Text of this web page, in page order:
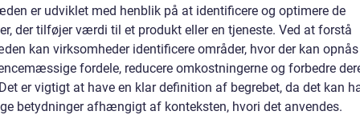
er udviklet med henblik på at identificere og optimere de
der tilføjer værdi til et produkt eller en tjeneste. Ved at forstå
kan virksomheder identificere områder, hvor der kan opnås
fordele, reducere omkostningerne og forbedre
er vigtigt at have en klar definition af begrebet, da det kan
betydninger afhængigt af konteksten, hvori det anvendes.